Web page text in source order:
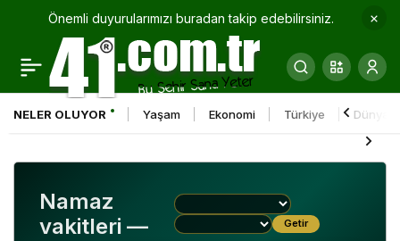
Önemli duyurularımızı buradan takip edebilirsiniz.
NELER OLUYOR Yaşam Ekonomi Türkiye Dünya
Namaz
vakitleri —
Getir
Büyükşehir son 4 yılda
bin 229 balıkçıya
malzeme desteği verdi
0 Paylaş